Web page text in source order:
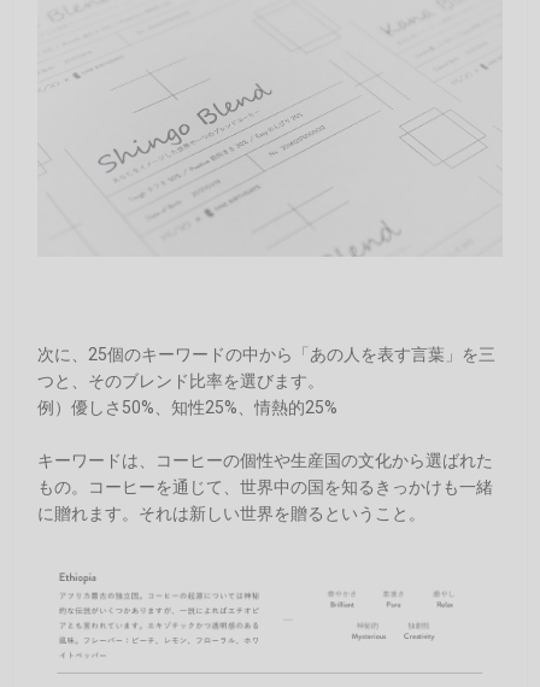
次に、25個のキーワードの中から「あの人を表す言葉」を三
つと、そのブレンド比率を選びます。
例）優しさ50%、知性25%、情熱的25%
キーワードは、コーヒーの個性や生産国の文化から選ばれた
もの。コーヒーを通じて、世界中の国を知るきっかけも一緒
に贈れます。それは新しい世界を贈るということ。